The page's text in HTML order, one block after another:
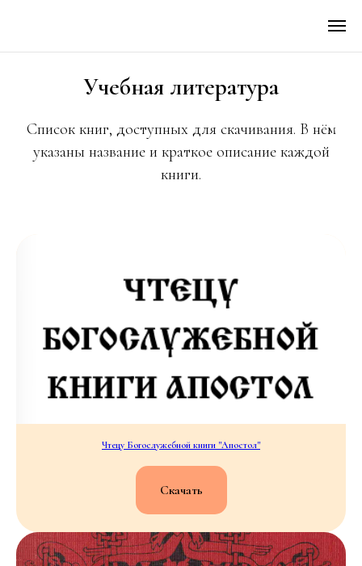
Учебная литература
Список книг, доступных для скачивания. В нём
указаны название и краткое описание каждой
книги.
Чтецу Богослужебной книги "Апостол"
Скачать